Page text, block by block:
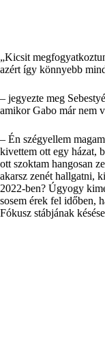
Kicsit
azért így könnyebb
– jegyezte meg
amikor Gabo már nem
– Én szégyellem
kivettem ott egy házat,
ott szoktam hangosan
akarsz zenét hallgatni,
2022-ben? Úgyogy
sosem érek fel időben,
Fókusz stábjának